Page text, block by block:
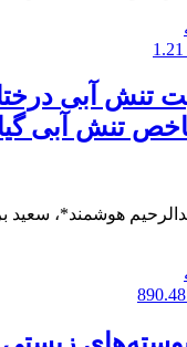
تنش آبی
تنش آبی
هوشمند*، سعید